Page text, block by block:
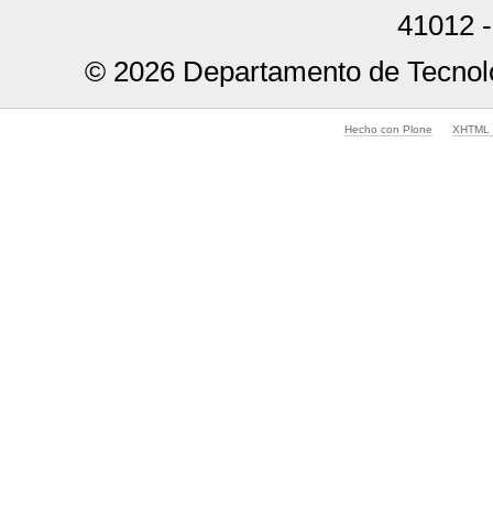
41012
© 2026 Departamento de
Hecho con Plone XHTML